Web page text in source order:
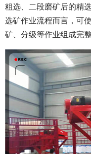
粗选、二段磨矿后的精
选矿作业流程而言，可
矿、分级等作业组成完